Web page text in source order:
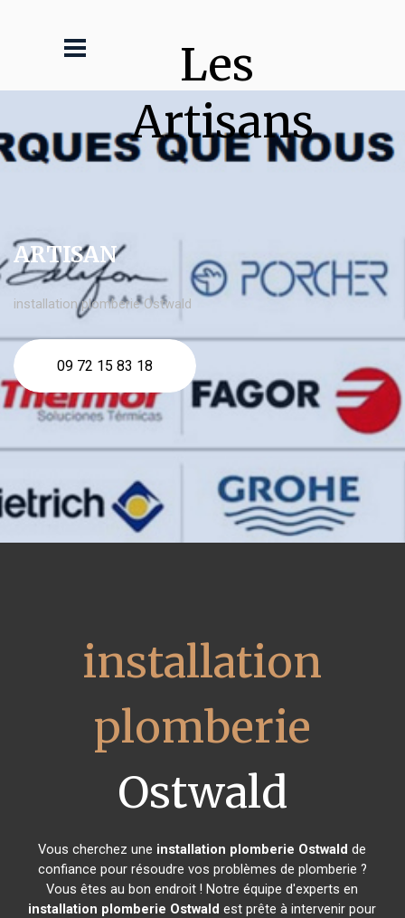
Les
Artisans
ARTISAN
installation plomberie Ostwald
09 72 15 83 18
installation
plomberie
Ostwald
Vous cherchez une installation plomberie Ostwald de
confiance pour résoudre vos problèmes de plomberie ?
Vous êtes au bon endroit ! Notre équipe d'experts en
installation plomberie Ostwald est prête à intervenir pour